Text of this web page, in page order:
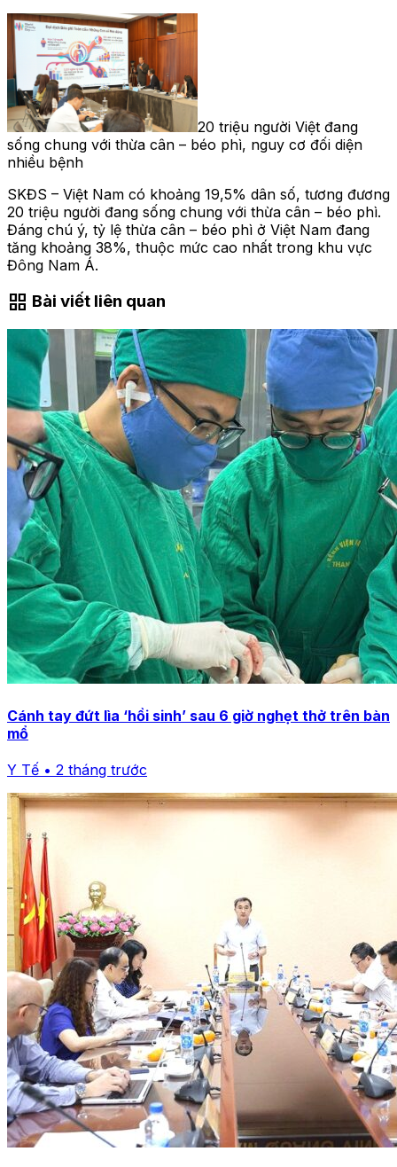
20 triệu người Việt đang
sống chung với thừa cân – béo phì, nguy cơ đối diện
nhiều bệnh
SKĐS – Việt Nam có khoảng 19,5% dân số, tương đương
20 triệu người đang sống chung với thừa cân – béo phì.
Đáng chú ý, tỷ lệ thừa cân – béo phì ở Việt Nam đang
tăng khoảng 38%, thuộc mức cao nhất trong khu vực
Đông Nam Á.
grid_view Bài viết liên quan
Cánh tay đứt lìa ‘hồi sinh’ sau 6 giờ nghẹt thở trên bàn
mổ
Y Tế • 2 tháng trước